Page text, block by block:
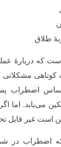
طلاق
که دربارهٔ
مشکلاتی
اضطراب
می‌یابد. اما
است غیر قابل
اضطراب در شما